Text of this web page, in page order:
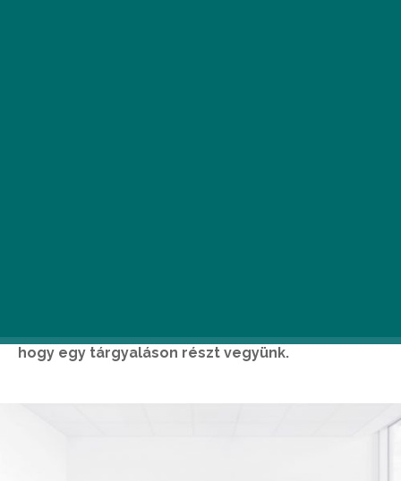
hogy egy tárgyaláson részt vegyünk.